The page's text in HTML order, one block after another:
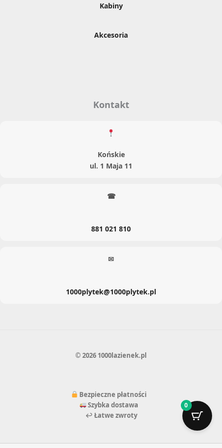
Kabiny
Akcesoria
Kontakt
Końskie
ul. 1 Maja 11
☎
881 021 810
✉
1000plytek@1000plytek.pl
© 2026 1000lazienek.pl
Bezpieczne płatności
Szybka dostawa
↩ Łatwe zwroty
0